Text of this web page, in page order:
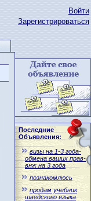
Войти
Зарегистрироваться
Последние
Объявления:
визы на 1-3 года-
обмена ваших прав-
внж на 3 года
познакомлюсь
продам учебник
шведского языка